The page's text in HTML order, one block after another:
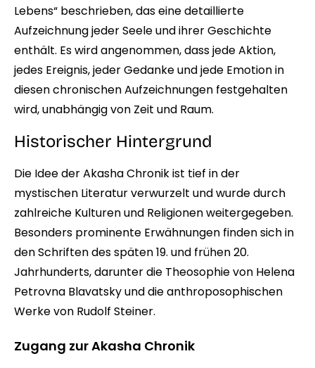
Lebens“ beschrieben, das eine detaillierte
Aufzeichnung jeder Seele und ihrer Geschichte
enthält. Es wird angenommen, dass jede Aktion,
jedes Ereignis, jeder Gedanke und jede Emotion in
diesen chronischen Aufzeichnungen festgehalten
wird, unabhängig von Zeit und Raum.
Historischer Hintergrund
Die Idee der Akasha Chronik ist tief in der
mystischen Literatur verwurzelt und wurde durch
zahlreiche Kulturen und Religionen weitergegeben.
Besonders prominente Erwähnungen finden sich in
den Schriften des späten 19. und frühen 20.
Jahrhunderts, darunter die Theosophie von Helena
Petrovna Blavatsky und die anthroposophischen
Werke von Rudolf Steiner.
Zugang zur Akasha Chronik